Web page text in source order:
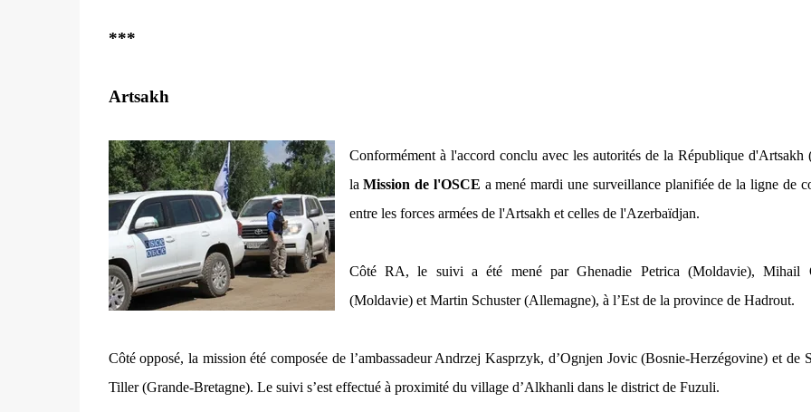
***
Artsakh
Conformément à l'accord conclu avec les autorités de la République d'Artsakh
laMission de l'OSCE a mené mardi une surveillance planifiée de la ligne de
entre les forces armées de l'Artsakh et celles de l'Azerbaïdjan.
Côté RA, le suivi a été mené par Ghenadie Petrica (Moldavie), Mihail
(Moldavie) et Martin Schuster (Allemagne), à l’Est de la province de Hadrout.
Côté opposé, la mission été composée de l’ambassadeur Andrzej Kasprzyk, d’Ognjen Jovic (Bosnie-Herzégovine) et de
Tiller (Grande-Bretagne). Le suivi s’est effectué à proximité du village d’Alkhanli dans le district de Fuzuli.